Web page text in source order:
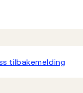
tilbakemelding